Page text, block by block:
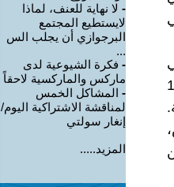
في
حوالي 1.15
- لا نهاية للعنف، لماذا
لايستطيع المجتمع
البرجوازي أن يجلب الس
...
- فكرة الشيوعية لدى
ماركس والماركسية لاحقاً
- المشاكل الخمس
لمناقشة الاشتراكية اليوم/
إنغار سولتي
المزيد.....